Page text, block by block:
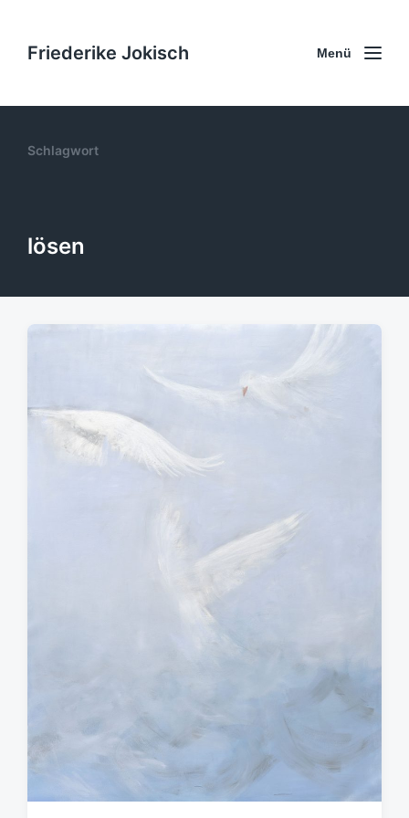
Friederike Jokisch Menü
Schlagwort
lösen